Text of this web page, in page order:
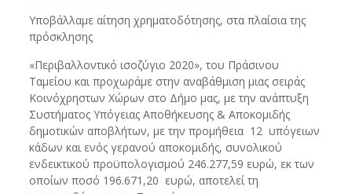
Υποβάλλαμε αίτηση χρηματοδότησης, στα πλαίσια της
πρόσκλησης
«Περιβαλλοντικό ισοζύγιο 2020», του Πράσινου
Ταμείου και προχωράμε στην αναβάθμιση μιας σειράς
Κοινόχρηστων Χώρων στο Δήμο μας, με την ανάπτυξη
Συστήματος Υπόγειας Αποθήκευσης & Αποκομιδής
δημοτικών αποβλήτων, με την προμήθεια 12 υπόγειων
κάδων και ενός γερανού αποκομιδής, συνολικού
ενδεικτικού προϋπολογισμού 246.277,59 ευρώ, εκ των
οποίων ποσό 196.671,20 ευρώ, αποτελεί τη